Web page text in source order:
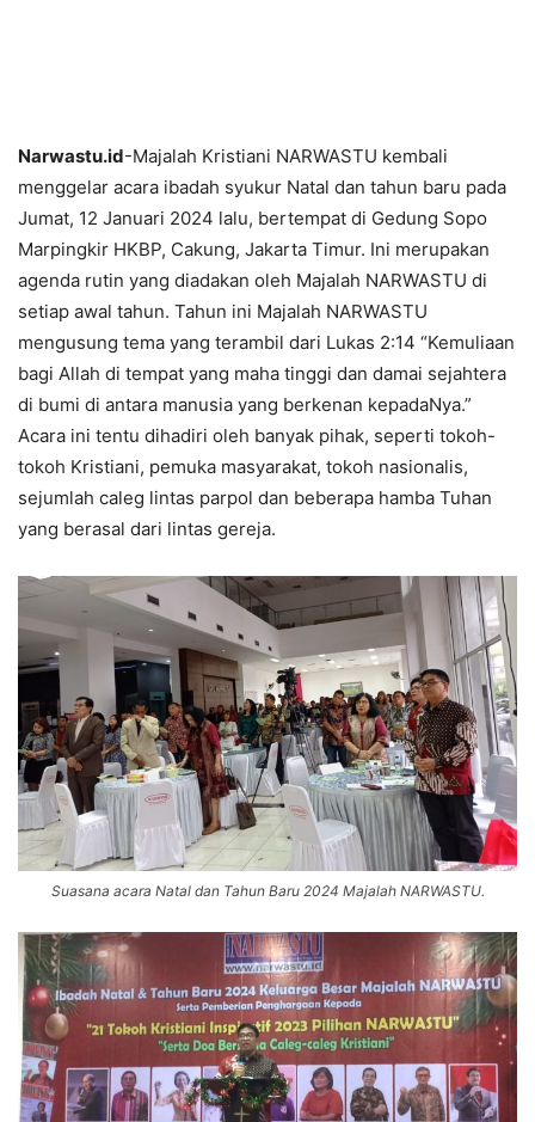
Narwastu.id-Majalah Kristiani NARWASTU kembali
menggelar acara ibadah syukur Natal dan tahun baru pada
Jumat, 12 Januari 2024 lalu, bertempat di Gedung Sopo
Marpingkir HKBP, Cakung, Jakarta Timur. Ini merupakan
agenda rutin yang diadakan oleh Majalah NARWASTU di
setiap awal tahun. Tahun ini Majalah NARWASTU
mengusung tema yang terambil dari Lukas 2:14 “Kemuliaan
bagi Allah di tempat yang maha tinggi dan damai sejahtera
di bumi di antara manusia yang berkenan kepadaNya.”
Acara ini tentu dihadiri oleh banyak pihak, seperti tokoh-
tokoh Kristiani, pemuka masyarakat, tokoh nasionalis,
sejumlah caleg lintas parpol dan beberapa hamba Tuhan
yang berasal dari lintas gereja.
Suasana acara Natal dan Tahun Baru 2024 Majalah NARWASTU.